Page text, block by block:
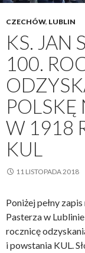
CZECHÓW, LUBLIN
KS. JAN
100.
W 1918
KUL
11 LISTOPADA 2018
Poniżej pełny
Pasterza w
rocznicę
i powstania KUL.